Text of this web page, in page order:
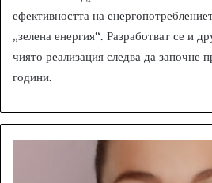
ефективността на
„зелена енергия“. Разработват се и
чиято реализация следва да започне
години.